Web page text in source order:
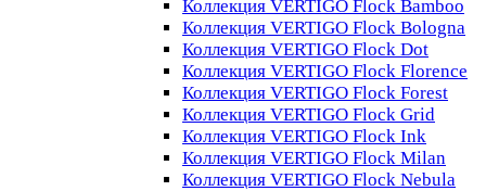
Коллекция VERTIGO Flock Bamboo
Коллекция VERTIGO Flock Bologna
Коллекция VERTIGO Flock Dot
Коллекция VERTIGO Flock Florence
Коллекция VERTIGO Flock Forest
Коллекция VERTIGO Flock Grid
Коллекция VERTIGO Flock Ink
Коллекция VERTIGO Flock Milan
Коллекция VERTIGO Flock Nebula